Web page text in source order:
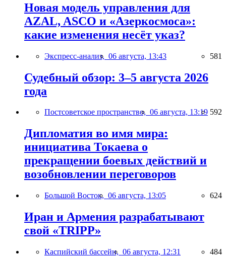
Новая модель управления для
AZAL, ASCO и «Азеркосмоса»:
какие изменения несёт указ?
Экспресс-анализ, 06 августа, 13:43 581
Судебный обзор: 3–5 августа 2026
года
Постсоветское пространство, 06 августа, 13:19 592
Дипломатия во имя мира:
инициатива Токаева о
прекращении боевых действий и
возобновлении переговоров
Большой Восток, 06 августа, 13:05 624
Иран и Армения разрабатывают
свой «TRIPP»
Каспийский бассейн, 06 августа, 12:31 484